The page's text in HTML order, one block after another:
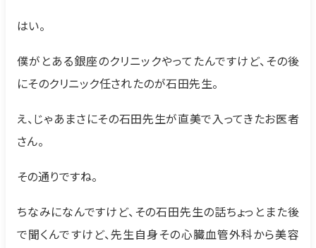
はい。
僕がとある銀座のクリニックやってたんですけど、その後
にそのクリニック任されたのが石田先生。
え、じゃあまさにその石田先生が直美で入ってきたお医者
さん。
その通りですね。
ちなみになんですけど、その石田先生の話ちょっとまた後
で聞くんですけど、先生自身その心臓血管外科から美容